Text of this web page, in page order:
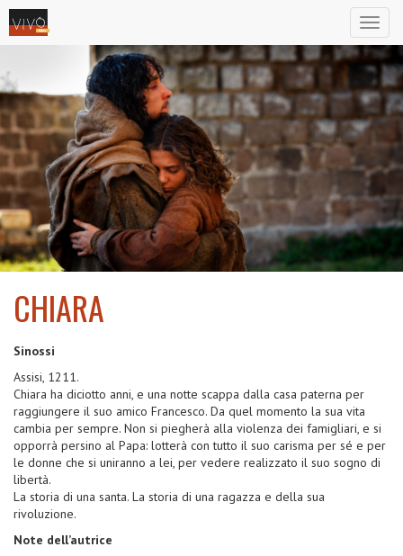
2022
CHIARA
Sinossi
Assisi, 1211.
Chiara ha diciotto anni, e una notte scappa dalla casa paterna per
raggiungere il suo amico Francesco. Da quel momento la sua vita
cambia per sempre. Non si piegherà alla violenza dei famigliari, e si
opporrà persino al Papa: lotterà con tutto il suo carisma per sé e per
le donne che si uniranno a lei, per vedere realizzato il suo sogno di
libertà.
La storia di una santa. La storia di una ragazza e della sua
rivoluzione.
Note dell’autrice